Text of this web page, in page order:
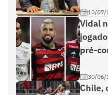
10/07/
Vidal
pré-
30/06/
Chile,